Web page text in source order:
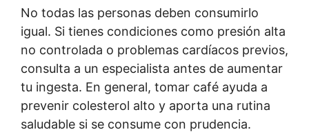
No todas las personas deben consumirlo
igual. Si tienes condiciones como presión alta
no controlada o problemas cardíacos previos,
consulta a un especialista antes de aumentar
tu ingesta. En general, tomar café ayuda a
prevenir colesterol alto y aporta una rutina
saludable si se consume con prudencia.